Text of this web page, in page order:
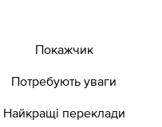
Покажчик
Потребують уваги
Найкращі переклади